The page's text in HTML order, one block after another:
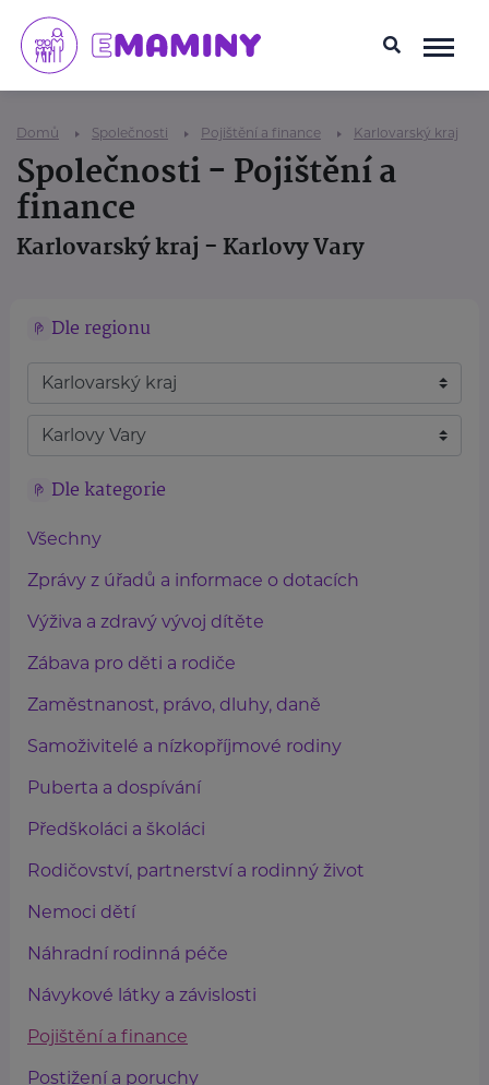
Domů Společnosti Pojištění a finance Karlovarský kraj
Společnosti - Pojištění a
finance
Karlovarský kraj - Karlovy Vary
Dle regionu
Dle kategorie
Všechny
Zprávy z úřadů a informace o dotacích
Výživa a zdravý vývoj dítěte
Zábava pro děti a rodiče
Zaměstnanost, právo, dluhy, daně
Samoživitelé a nízkopříjmové rodiny
Puberta a dospívání
Předškoláci a školáci
Rodičovství, partnerství a rodinný život
Nemoci dětí
Náhradní rodinná péče
Návykové látky a závislosti
Pojištění a finance
Postižení a poruchy